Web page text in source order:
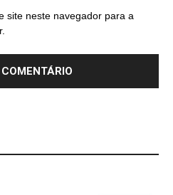
site neste navegador para a